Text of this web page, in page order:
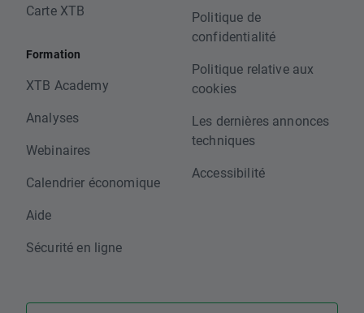
Carte XTB
Formation
XTB Academy
Analyses
Webinaires
Calendrier économique
Aide
Sécurité en ligne
Politique de
confidentialité
Politique relative aux
cookies
Les dernières annonces
techniques
Accessibilité